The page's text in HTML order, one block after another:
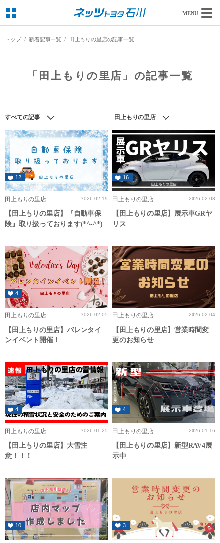
MENU
トップ 新着記事一覧 田上もりの里店の記事一覧
「田上もりの里店」の記事一覧
すべての記事 田上もりの里店
12
田上もりの里店 2026.02.19
【田上もりの里店】『自動車保
険』取り扱っております(*^-^*)
16
田上もりの里店 2026.02.08
【田上もりの里店】展示車GRヤ
リス
4
田上もりの里店 2026.02.05
【田上もりの里店】バレンタイ
ンイベント開催！
田上もりの里店 2026.02.04
【田上もりの里店】営業時間変
更のお知らせ
4
田上もりの里店 2026.01.25
【田上もりの里店】大雪注
意！！！
4
田上もりの里店 2026.01.16
【田上もりの里店】新型RAV4展
示中
10 3